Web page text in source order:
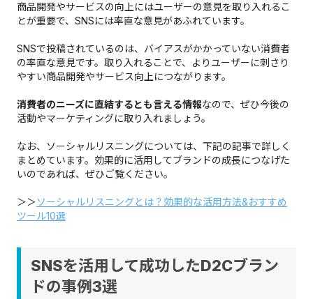
商品開発やサービスの向上にはユーザーの意見を取り入れるこ
とが重要で、SNSには率直な意見があふれています。
SNSで投稿されているのは、バイアスがかかっていない消費者
の率直な意見です。取り入れることで、よりユーザーに刺さり
やすい商品開発やサービス向上につながります。
消費者のニーズに直結するとも言える情報なので、ぜひ今後の
活動やマーケティングに取り入れましょう。
なお、ソーシャルリスニングについては、下記の記事で詳しく
まとめています。効果的に活用してブランドの成長につなげた
いのであれば、ぜひご覧ください。​​​​​​​
＞＞ソーシャルリスニングとは？効果的な活用方法&おすすめ
ツール10選
SNSを活用して成功したD2Cブラン
ドの事例3選